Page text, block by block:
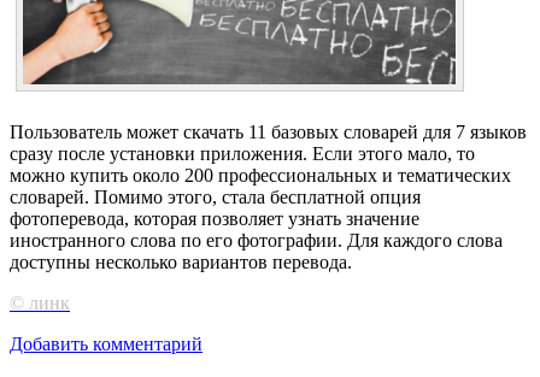
Пользователь может скачать 11 базовых словарей для 7 языков
сразу после установки приложения. Если этого мало, то
можно купить около 200 профессиональных и тематических
словарей. Помимо этого, стала бесплатной опция
фотоперевода, которая позволяет узнать значение
иностранного слова по его фотографии. Для каждого слова
доступны несколько вариантов перевода.
© линк
Добавить комментарий